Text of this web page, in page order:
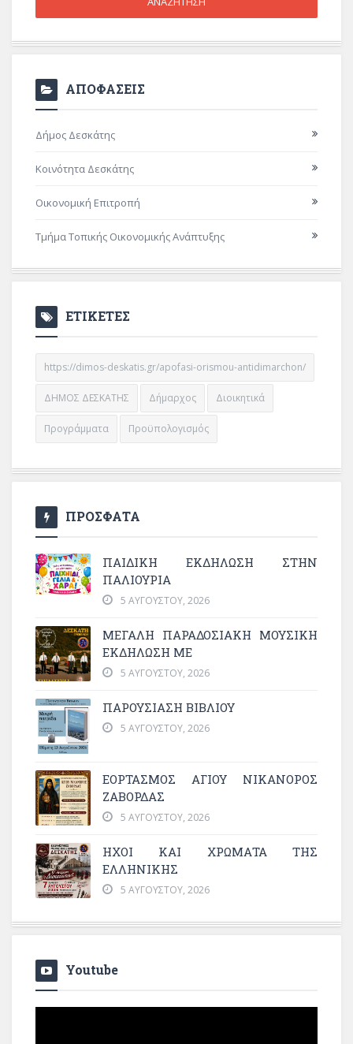
ΑΠΟΦΑΣΕΙΣ
Δήμος Δεσκάτης
Κοινότητα Δεσκάτης
Οικονομική Επιτροπή
Τμήμα Τοπικής Οικονομικής Ανάπτυξης
ΕΤΙΚΕΤΕΣ
https://dimos-deskatis.gr/apofasi-orismou-antidimarchon/
ΔΗΜΟΣ ΔΕΣΚΑΤΗΣ Δήμαρχος Διοικητικά
Προγράμματα Προϋπολογισμός
ΠΡΟΣΦΑΤΑ
ΠΑΙΔΙΚΗ ΕΚΔΗΛΩΣΗ ΣΤΗΝ
ΠΑΛΙΟΥΡΙΑ
5 ΑΥΓΟΎΣΤΟΥ, 2026
ΜΕΓΆΛΗ ΠΑΡΑΔΟΣΙΑΚΉ ΜΟΥΣΙΚΉ
ΕΚΔΉΛΩΣΗ ΜΕ
5 ΑΥΓΟΎΣΤΟΥ, 2026
ΠΑΡΟΥΣΙΑΣΗ ΒΙΒΛΙΟΥ
5 ΑΥΓΟΎΣΤΟΥ, 2026
ΕΟΡΤΑΣΜΟΣ ΑΓΙΟΥ ΝΙΚΑΝΟΡΟΣ
ΖΑΒΟΡΔΑΣ
5 ΑΥΓΟΎΣΤΟΥ, 2026
ΗΧΟΙ ΚΑΙ ΧΡΩΜΑΤΑ ΤΗΣ
ΕΛΛΗΝΙΚΗΣ
5 ΑΥΓΟΎΣΤΟΥ, 2026
Youtube